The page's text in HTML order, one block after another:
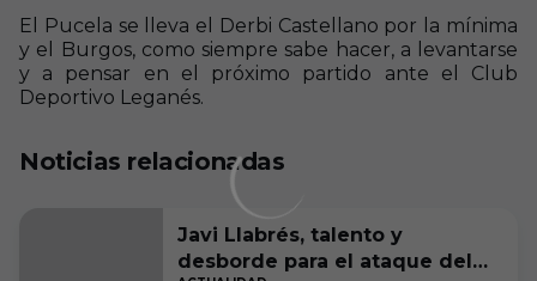
El Pucela se lleva el Derbi Castellano por la mínima
y el Burgos, como siempre sabe hacer, a levantarse
y a pensar en el próximo partido ante el Club
Deportivo Leganés.
Noticias relacionadas
Javi Llabrés, talento y
desborde para el ataque del